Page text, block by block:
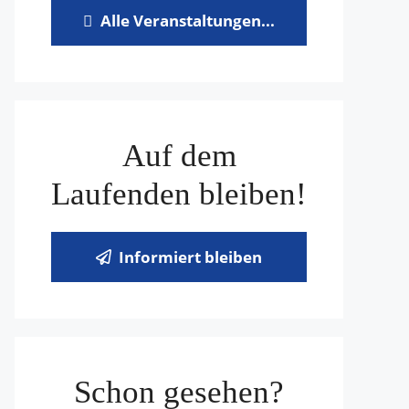
Alle Veranstaltungen...
Auf dem
Laufenden bleiben!
Informiert bleiben
Schon gesehen?